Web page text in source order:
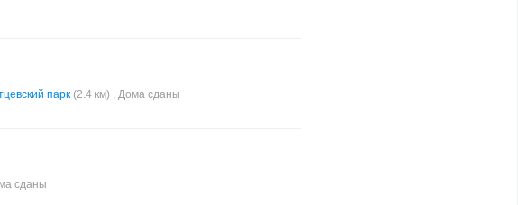
парк (2.4 км) , Дома сданы
сданы